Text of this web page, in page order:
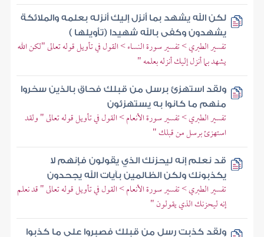
لكن الله يشهد بما أنزل إليك أنزله بعلمه والملائكة
يشهدون وكفى بالله شهيدا (تأويلها )
تفسير الطبري > تفسير سورة النساء > القول في تأويل قوله تعالى "لكن الله
يشهد بما أنزل إليك أنزله بعلمه "
ولقد استهزئ برسل من قبلك فحاق بالذين سخروا
منهم ما كانوا به يستهزئون
تفسير الطبري > تفسير سورة الأنعام > القول في تأويل قوله تعالى " ولقد
استهزئ برسل من قبلك "
قد نعلم إنه ليحزنك الذي يقولون فإنهم لا
يكذبونك ولكن الظالمين بآيات الله يجحدون
تفسير الطبري > تفسير سورة الأنعام > القول في تأويل قوله تعالى " قد نعلم
إنه ليحزنك الذي يقولون "
ولقد كذبت رسل من قبلك فصبروا على ما كذبوا